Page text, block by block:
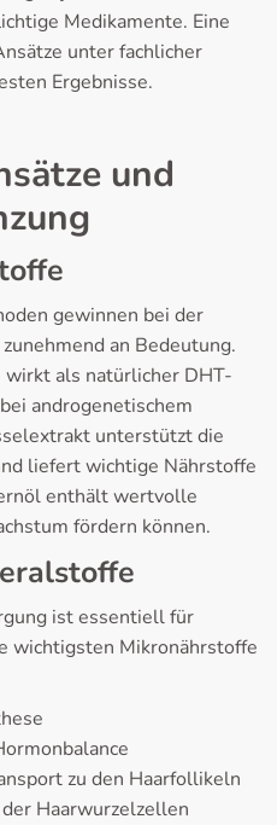
Medikamente. Eine
unter fachlicher
Ergebnisse.
und
gewinnen bei der
an Bedeutung.
wirkt als natürlicher DHT-
androgenetischem
unterstützt die
liefert wichtige Nährstoffe
enthält wertvolle
fördern können.
ist essentiell für
wichtigsten Mikronährstoffe
zu den Haarfollikeln
Haarwurzelzellen